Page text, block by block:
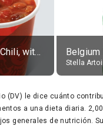
Rich & Meaty Chili, without toppings, large
Stella
(DV) le dice cuánto
a una dieta diaria.
generales de nutrición.